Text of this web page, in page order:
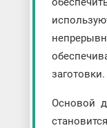
заготовки.
Основой